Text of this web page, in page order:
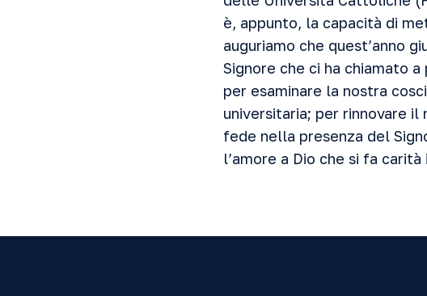
è, appunto, la capacità di
auguriamo che quest’anno
Signore che ci ha chiamato
per esaminare la nostra
universitaria; per rinnovare il
fede nella presenza del
l’amore a Dio che si fa